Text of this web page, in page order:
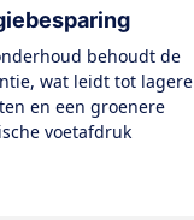
behoudt de
wat leidt tot lagere
en een groenere
voetafdruk